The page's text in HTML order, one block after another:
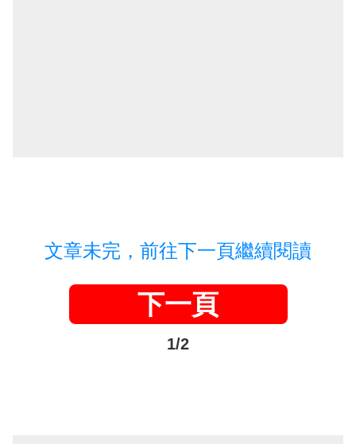
文章未完，前往下一頁繼續閱讀
下一頁
1/2